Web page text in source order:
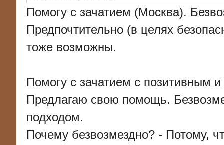
Помогу с зачатием (Москва).
Предпочтительно (в целях
тоже возможны.
Помогу с зачатием с позитивным
Предлагаю свою помощь.
подходом.
Почему безвозмездно? - Потому,